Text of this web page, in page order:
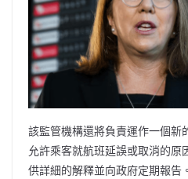
該監管機構還將負責運作一個新
允許乘客就航班延誤或取消的原
供詳細的解釋並向政府定期報告。